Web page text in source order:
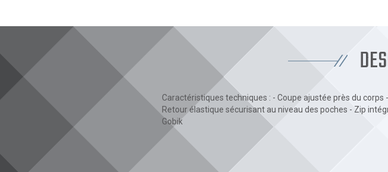
Caractéristiques techniques : - Coupe ajustée près du
Retour élastique sécurisant au niveau des poches - Zip
Gobik